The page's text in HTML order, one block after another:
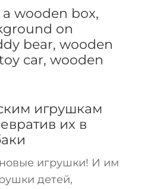
игрушкам
их в
игрушки! И им
детей,